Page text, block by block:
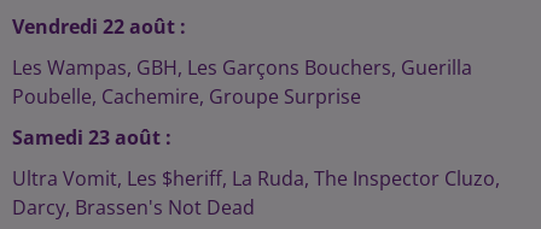
Vendredi 22 août :
Les Wampas, GBH, Les Garçons Bouchers, Guerilla
Poubelle, Cachemire, Groupe Surprise
Samedi 23 août :
Ultra Vomit, Les $heriff, La Ruda, The Inspector Cluzo,
Darcy, Brassen's Not Dead